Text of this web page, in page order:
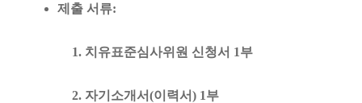
제출 서류:
치유표준심사위원 신청서 1부
자기소개서(이력서) 1부